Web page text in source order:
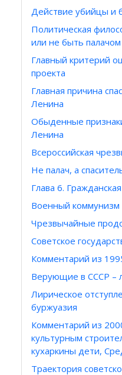
Действие убийцы и
Политическая
или не быть палачом
Главный критерий
проекта
Главная причина
Ленина
Обыденные
Ленина
Всероссийская
Не палач, а
Глава 6.
Военный коммунизм
Чрезвычайные
Советское
Комментарий из
Верующие в СССР –
Лирическое
буржуазия
Комментарий из
культурным
кухаркины дети,
Траектория